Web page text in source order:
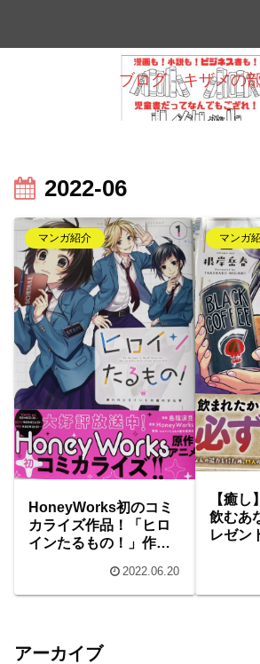
ブログ キザメの
2022-06
マンガ紹介
HoneyWorks初のコミ
カライズ作品！「ヒロ
インたるもの！」作品
2022.06.20
マンガ
【癒
飲むあ
レゼン
アーカイブ